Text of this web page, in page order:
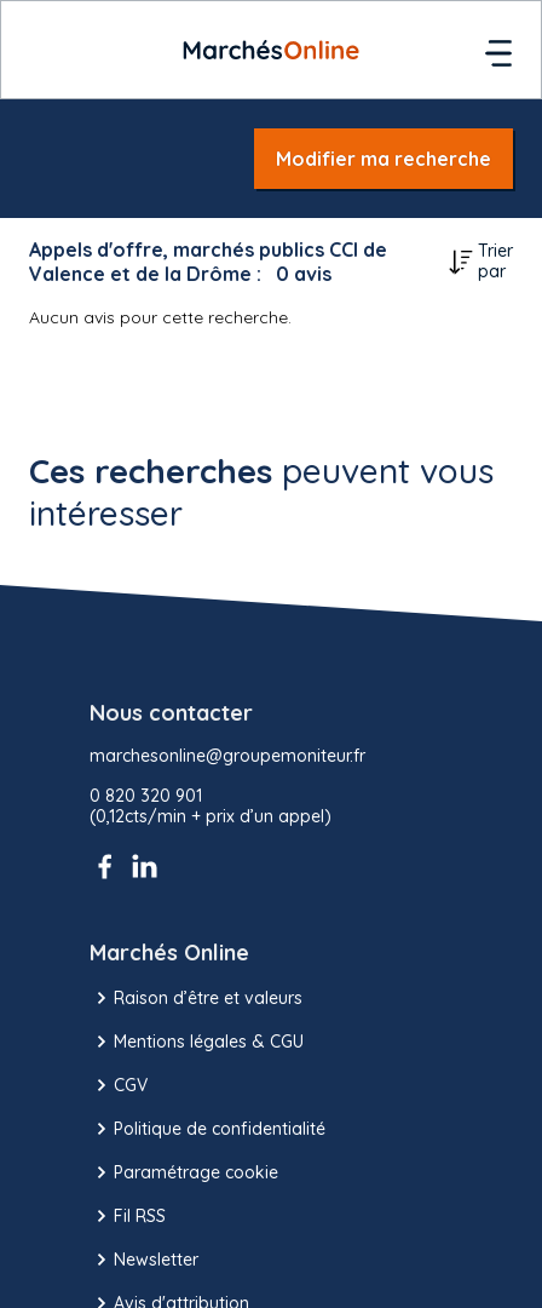
Modifier ma recherche
Appels d'offre, marchés publics CCI de
Valence et de la Drôme :
0 avis
Trier
par
Aucun avis pour cette recherche.
Ces recherches peuvent vous
intéresser
Nous contacter
marchesonline@groupemoniteur.fr
0 820 320 901
(0,12cts/min + prix d’un appel)
Marchés Online
Raison d’être et valeurs
Mentions légales & CGU
CGV
Politique de confidentialité
Paramétrage cookie
Fil RSS
Newsletter
Avis d'attribution